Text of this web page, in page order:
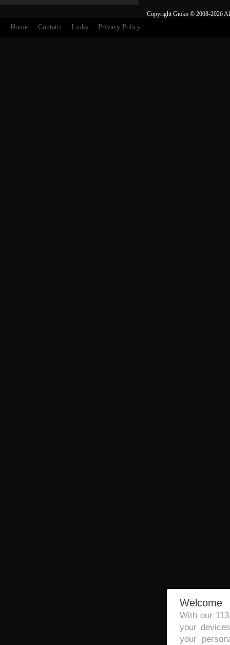
Copyright Gioko © 2008-2026
Home Contatti Links Privacy Policy
Welcome
With our
your
your